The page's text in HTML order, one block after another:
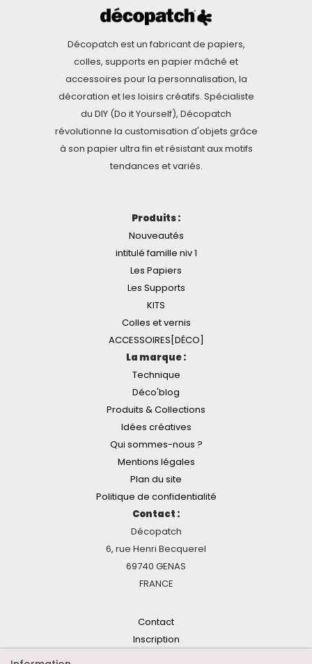
Décopatch est un fabricant de papiers,
colles, supports en papier mâché et
accessoires pour la personnalisation, la
décoration et les loisirs créatifs. Spécialiste
du DIY (Do it Yourself), Décopatch
révolutionne la customisation d'objets grâce
à son papier ultra fin et résistant aux motifs
tendances et variés.
Produits :
Nouveautés
intitulé famille niv 1
Les Papiers
Les Supports
KITS
Colles et vernis
ACCESSOIRES[DÉCO]
La marque :
Technique
Déco'blog
Produits & Collections
Idées créatives
Qui sommes-nous ?
Mentions légales
Plan du site
Politique de confidentialité
Contact :
Décopatch
6, rue Henri Becquerel
69740 GENAS
FRANCE
Contact
Inscription